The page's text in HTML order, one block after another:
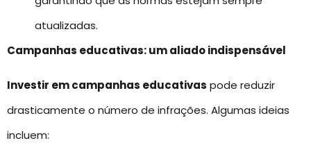
atualizadas.
Campanhas educativas: um aliado indispensável
Investir em campanhas educativas pode reduzir
drasticamente o número de infrações. Algumas ideias
incluem: